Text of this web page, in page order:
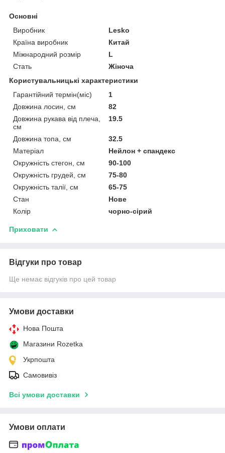
Основні
Виробник
Lesko
Країна виробник
Китай
Міжнародний розмір
L
Стать
Жіноча
Користувальницькі характеристики
Гарантійний термін(міс)
1
Довжина лосин, см
82
Довжина рукава від плеча,
см
19.5
Довжина топа, см
32.5
Матеріал
Нейлон + спандекс
Окружність стегон, см
90-100
Окружність грудей, см
75-80
Окружність талії, см
65-75
Стан
Нове
Колір
чорно-сірий
Приховати
Відгуки про товар
Ще немає відгуків про цей товар
Умови доставки
Нова Пошта
Магазини Rozetka
Укрпошта
Самовивіз
Всі умови доставки
Умови оплати